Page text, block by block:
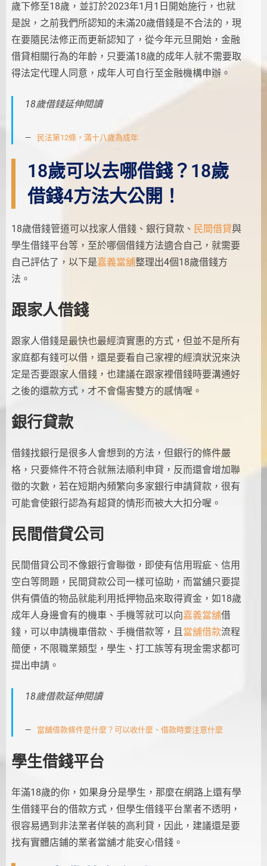
歲下修至18歲，並訂於2023年1月1日開始施行，也就
是說，之前我們所認知的未滿20歲借錢是不合法的，現
在要隨民法修正而更新認知了，從今年元旦開始，金融
借貸相關行為的年齡，只要滿18歲的成年人就不需要取
得法定代理人同意，成年人可自行至金融機構申辦。
18歲借錢延伸閱讀
民法第12條，滿十八歲為成年
18歲可以去哪借錢？18歲
借錢4方法大公開！
18歲借錢管道可以找家人借錢、銀行貸款、 民間借貸與
學生借錢平台等，至於哪個借錢方法適合自己，就需要
自己評估了，以下是嘉義當舖整理出4個18歲借錢方
法。
跟家人借錢
跟家人借錢是最快也最經濟實惠的方式，但並不是所有
家庭都有錢可以借，還是要看自己家裡的經濟狀況來決
定是否要跟家人借錢，也建議在跟家裡借錢時要溝通好
之後的還款方式，才不會傷害雙方的感情喔。
銀行貸款
借錢找銀行是很多人會想到的方法，但銀行的條件嚴
格，只要條件不符合就無法順利申貸，反而還會增加聯
徵的次數，若在短期內頻繁向多家銀行申請貸款，很有
可能會使銀行認為有超貸的情形而被大大扣分喔。
民間借貸公司
民間借貸公司不像銀行會聯徵，即使有信用瑕疵、信用
空白等問題，民間貸款公司一樣可協助，而當舖只要提
供有價值的物品就能利用抵押物品來取得資金，如18歲
成年人身邊會有的機車、手機等就可以向嘉義當舖借
錢，可以申請機車借款、手機借款等，且當舖借款流程
簡便，不限職業類型，學生、打工族等有現金需求都可
提出申請。
18歲借款延伸閱讀
當舖借款條件是什麼？可以收什麼、借款時要注意什麼
學生借錢平台
年滿18歲的你，如果身分是學生，那麼在網路上還有學
生借錢平台的借款方式，但學生借錢平台業者不透明，
很容易遇到非法業者佯裝的高利貸，因此，建議還是要
找有實體店鋪的業者當舖才能安心借錢。